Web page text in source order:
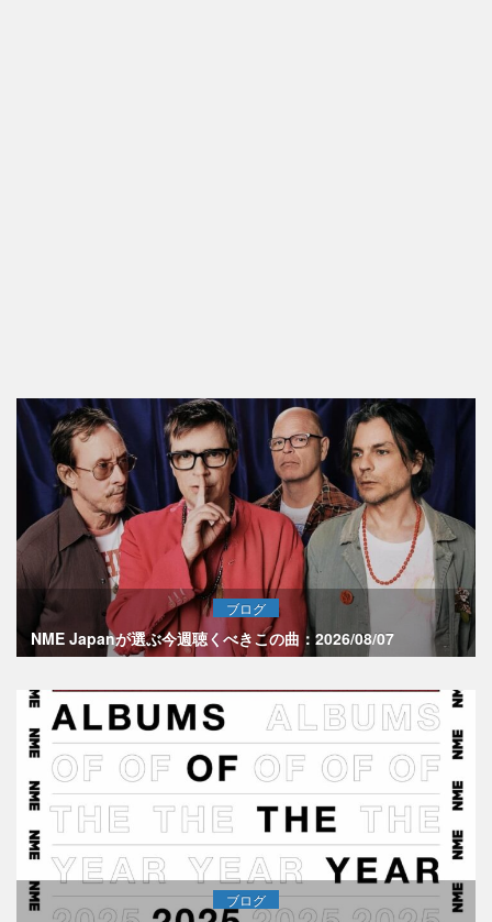
ブログ
NME Japanが選ぶ今週聴くべきこの曲：2026/08/07
ブログ